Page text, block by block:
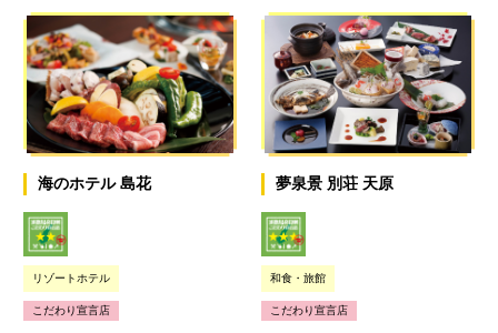
海のホテル 島花
リゾートホテル
こだわり宣言店
夢泉景 別荘 天原
和食・旅館
こだわり宣言店